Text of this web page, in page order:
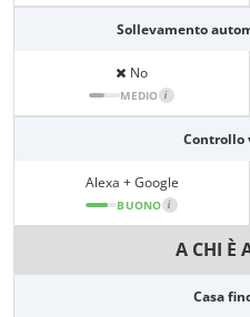
Sollevamento
No
MEDIO i
Controllo
Alexa + Google
BUONO i
A CHI È
Casa